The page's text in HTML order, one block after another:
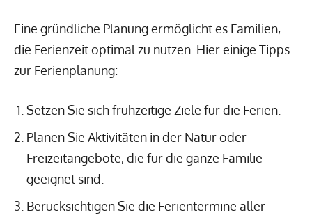
Eine gründliche Planung ermöglicht es Familien,
die Ferienzeit optimal zu nutzen. Hier einige Tipps
zur Ferienplanung:
Setzen Sie sich frühzeitige Ziele für die Ferien.
Planen Sie Aktivitäten in der Natur oder
Freizeitangebote, die für die ganze Familie
geeignet sind.
Berücksichtigen Sie die Ferientermine aller